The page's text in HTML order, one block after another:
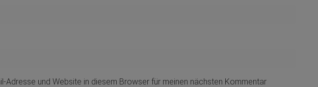
Adresse und Website in diesem Browser für meinen nächsten Kommentar